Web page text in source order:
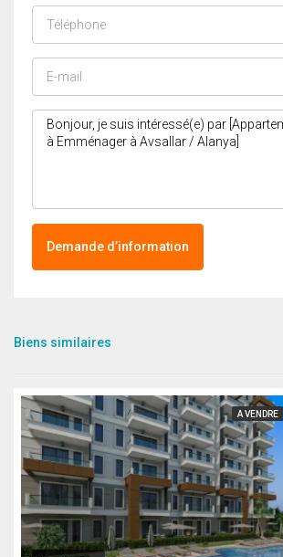
Demande d’information
Biens similaires
A VENDRE